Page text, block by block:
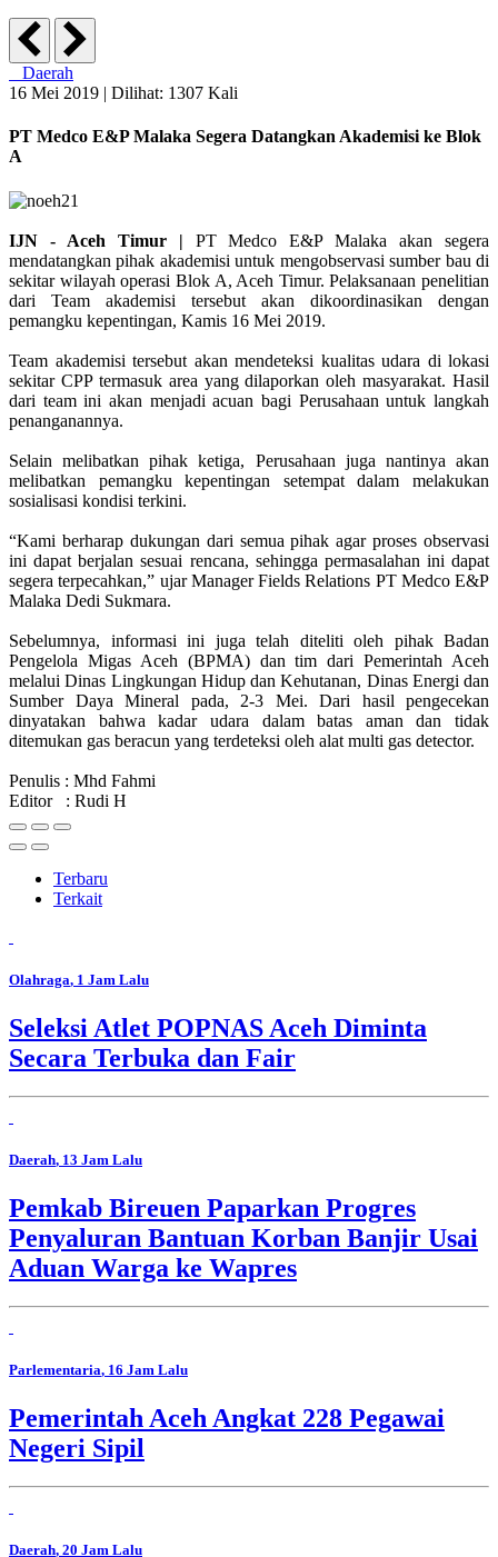
Daerah
16 Mei 2019 | Dilihat: 1307 Kali
PT Medco E&P Malaka Segera Datangkan Akademisi ke Blok
A
IJN - Aceh Timur | PT Medco E&P Malaka akan segera
mendatangkan pihak akademisi untuk mengobservasi sumber bau di
sekitar wilayah operasi Blok A, Aceh Timur. Pelaksanaan penelitian
dari Team akademisi tersebut akan dikoordinasikan dengan
pemangku kepentingan, Kamis 16 Mei 2019.
Team akademisi tersebut akan mendeteksi kualitas udara di lokasi
sekitar CPP termasuk area yang dilaporkan oleh masyarakat. Hasil
dari team ini akan menjadi acuan bagi Perusahaan untuk langkah
penanganannya.
Selain melibatkan pihak ketiga, Perusahaan juga nantinya akan
melibatkan pemangku kepentingan setempat dalam melakukan
sosialisasi kondisi terkini.
“Kami berharap dukungan dari semua pihak agar proses observasi
ini dapat berjalan sesuai rencana, sehingga permasalahan ini dapat
segera terpecahkan,” ujar Manager Fields Relations PT Medco E&P
Malaka Dedi Sukmara.
Sebelumnya, informasi ini juga telah diteliti oleh pihak Badan
Pengelola Migas Aceh (BPMA) dan tim dari Pemerintah Aceh
melalui Dinas Lingkungan Hidup dan Kehutanan, Dinas Energi dan
Sumber Daya Mineral pada, 2-3 Mei. Dari hasil pengecekan
dinyatakan bahwa kadar udara dalam batas aman dan tidak
ditemukan gas beracun yang terdeteksi oleh alat multi gas detector.
Penulis : Mhd Fahmi
Editor : Rudi H
Terbaru
Terkait
Olahraga, 1 Jam Lalu
Seleksi Atlet POPNAS Aceh Diminta
Secara Terbuka dan Fair
Daerah, 13 Jam Lalu
Pemkab Bireuen Paparkan Progres
Penyaluran Bantuan Korban Banjir Usai
Aduan Warga ke Wapres
Parlementaria, 16 Jam Lalu
Pemerintah Aceh Angkat 228 Pegawai
Negeri Sipil
Daerah, 20 Jam Lalu